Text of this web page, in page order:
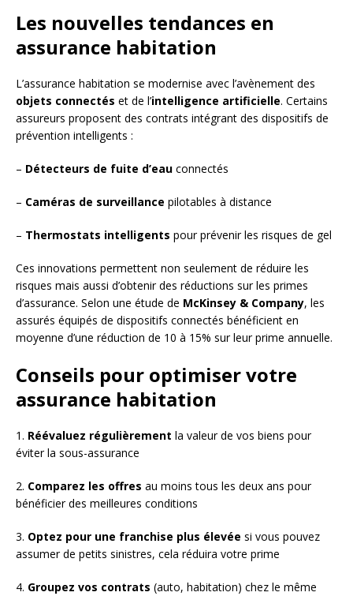
Les nouvelles tendances en
assurance habitation
L’assurance habitation se modernise avec l’avènement des
objets connectés et de l’intelligence artificielle. Certains
assureurs proposent des contrats intégrant des dispositifs de
prévention intelligents :
– Détecteurs de fuite d’eau connectés
– Caméras de surveillance pilotables à distance
– Thermostats intelligents pour prévenir les risques de gel
Ces innovations permettent non seulement de réduire les
risques mais aussi d’obtenir des réductions sur les primes
d’assurance. Selon une étude de McKinsey & Company, les
assurés équipés de dispositifs connectés bénéficient en
moyenne d’une réduction de 10 à 15% sur leur prime annuelle.
Conseils pour optimiser votre
assurance habitation
1. Réévaluez régulièrement la valeur de vos biens pour
éviter la sous-assurance
2. Comparez les offres au moins tous les deux ans pour
bénéficier des meilleures conditions
3. Optez pour une franchise plus élevée si vous pouvez
assumer de petits sinistres, cela réduira votre prime
4. Groupez vos contrats (auto, habitation) chez le même